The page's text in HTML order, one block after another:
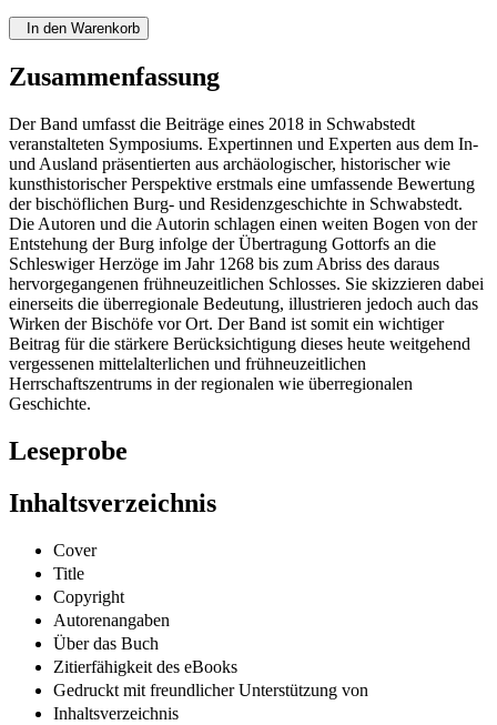
In den Warenkorb
Zusammenfassung
Der Band umfasst die Beiträge eines 2018 in Schwabstedt
veranstalteten Symposiums. Expertinnen und Experten aus dem In-
und Ausland präsentierten aus archäologischer, historischer wie
kunsthistorischer Perspektive erstmals eine umfassende Bewertung
der bischöflichen Burg- und Residenzgeschichte in Schwabstedt.
Die Autoren und die Autorin schlagen einen weiten Bogen von der
Entstehung der Burg infolge der Übertragung Gottorfs an die
Schleswiger Herzöge im Jahr 1268 bis zum Abriss des daraus
hervorgegangenen frühneuzeitlichen Schlosses. Sie skizzieren dabei
einerseits die überregionale Bedeutung, illustrieren jedoch auch das
Wirken der Bischöfe vor Ort. Der Band ist somit ein wichtiger
Beitrag für die stärkere Berücksichtigung dieses heute weitgehend
vergessenen mittelalterlichen und frühneuzeitlichen
Herrschaftszentrums in der regionalen wie überregionalen
Geschichte.
Leseprobe
Inhaltsverzeichnis
Cover
Title
Copyright
Autorenangaben
Über das Buch
Zitierfähigkeit des eBooks
Gedruckt mit freundlicher Unterstützung von
Inhaltsverzeichnis